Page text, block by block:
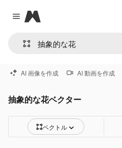
Close menu
Magnific
AI 画像を作成 AI 動画を作成
抽象的な花ベクター
ベクトル